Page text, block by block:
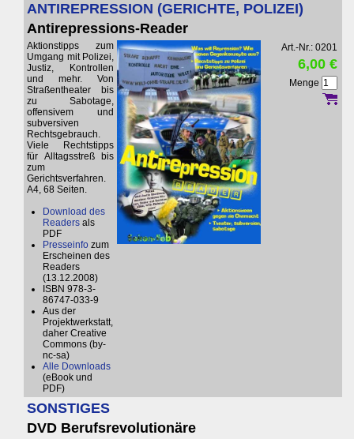
ANTIREPRESSION (GERICHTE, POLIZEI)
Antirepressions-Reader
Aktionstipps zum
Umgang mit Polizei,
Justiz, Kontrollen
und mehr. Von
Straßentheater bis
zu Sabotage,
offensivem und
subversiven
Rechtsgebrauch.
Viele Rechtstipps
für Alltagsstreß bis
zum
Gerichtsverfahren.
A4, 68 Seiten.
Download des
Readers als
PDF
Presseinfo zum
Erscheinen des
Readers
(13.12.2008)
ISBN 978-3-
86747-033-9
Aus der
Projektwerkstatt,
daher Creative
Commons (by-
nc-sa)
Alle Downloads
(eBook und
PDF)
Art.-Nr.: 0201
6,00 €
Menge
SONSTIGES
DVD Berufsrevolutionäre